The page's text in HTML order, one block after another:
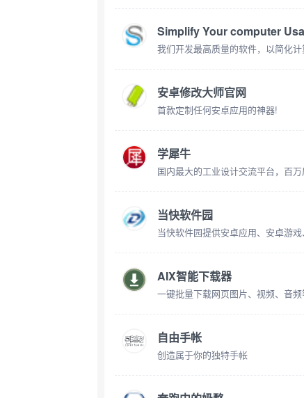
Simplify Your computer
我们开发最高质量的软件，以简化
安卓修改大师官网
首款定制任何安卓应用的神器!
学犀牛
当快软件园
AIX智能下载器
自由手帐
创造属于你的独特手帐